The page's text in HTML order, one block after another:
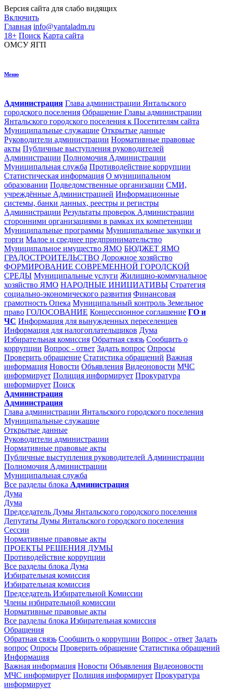
Версия сайта для слабо видящих
Включить
Главная info@yantaladm.ru
18+ Поиск Карта сайта
ОМСУ ЯГП
Меню
Администрация Глава администрации Янтальского
городского поселения Обращение Главы администрации
Янтальского городского поселения к Посетителям сайта
Муниципальные служащие Открытые данные
Руководители администрации Нормативные правовые
акты Публичные выступления руководителей
Администрации Полномочия Администрации
Муниципальная служба Противодействие коррупции
Статистическая информация О муниципальном
образовании Подведомственные организации СМИ,
учреждённые Администрацией Информационные
системы, банки данных, реестры и регистры
Администрации Результаты проверок Администрации
сторонними организациями в рамках их компетенции
Муниципальные программы Муниципальные закупки и
торги Малое и среднее предпринимательство
Муниципальное имущество ЯМО БЮДЖЕТ ЯМО
ГРАДОСТРОИТЕЛЬСТВО Дорожное хозяйство
ФОРМИРОВАНИЕ СОВРЕМЕННОЙ ГОРОДСКОЙ
СРЕДЫ Муниципальные услуги Жилищно-коммунальное
хозяйство ЯМО НАРОДНЫЕ ИНИЦИАТИВЫ Стратегия
социально-экономического развития Финансовая
грамотность Опека Муниципальный контроль Земельное
право ГОЛОСОВАНИЕ Концессионное соглашение ГО и
ЧС Информация для вынужденных переселенцев
Информация для налогоплательщиков Дума
Избирательная комиссия Обратная связь Сообщить о
коррупции Вопрос - ответ Задать вопрос Опросы
Проверить обращение Статистика обращений Важная
информация Новости Объявления Видеоновости МЧС
информирует Полиция информирует Прокуратура
информирует Поиск
Администрация
Администрация
Глава администрации Янтальского городского поселения
Муниципальные служащие
Открытые данные
Руководители администрации
Нормативные правовые акты
Публичные выступления руководителей Администрации
Полномочия Администрации
Муниципальная служба
Все разделы блока Администрация
Дума
Дума
Председатель Думы Янтальского городского поселения
Депутаты Думы Янтальского городского поселения
Сессии
Нормативные правовые акты
ПРОЕКТЫ РЕШЕНИЯ ДУМЫ
Противодействие коррупции
Все разделы блока Дума
Избирательная комиссия
Избирательная комиссия
Председатель Избирательной Комиссии
Члены избирательной комиссии
Нормативные правовые акты
Все разделы блока Избирательная комиссия
Обращения
Обратная связь Сообщить о коррупции Вопрос - ответ Задать
вопрос Опросы Проверить обращение Статистика обращений
Информация
Важная информация Новости Объявления Видеоновости
МЧС информирует Полиция информирует Прокуратура
информирует